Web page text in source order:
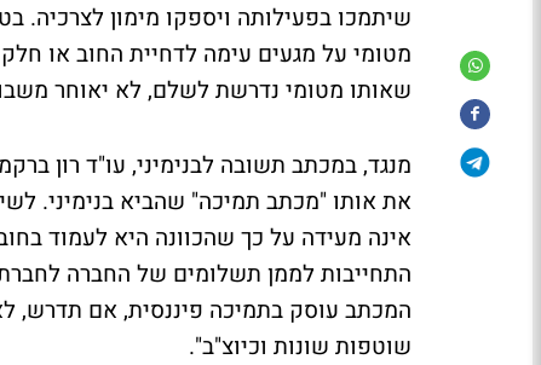
שיתמכו בפעילותה ויספקו מימון לצרכיה.
מטומי על מגעים עימה לדחיית החוב או
שאותו מטומי נדרשת לשלם, לא יאוחר
מנגד, במכתב תשובה לבנימיני, עו"ד רון
את אותו "מכתב תמיכה" שהביא בנימיני.
אינה מעידה על כך שהכוונה היא לעמוד
התחייבות לממן תשלומים של החברה
המכתב עוסק בתמיכה פיננסית, אם תדרש,
שוטפות שונות וכיוצ"ב".